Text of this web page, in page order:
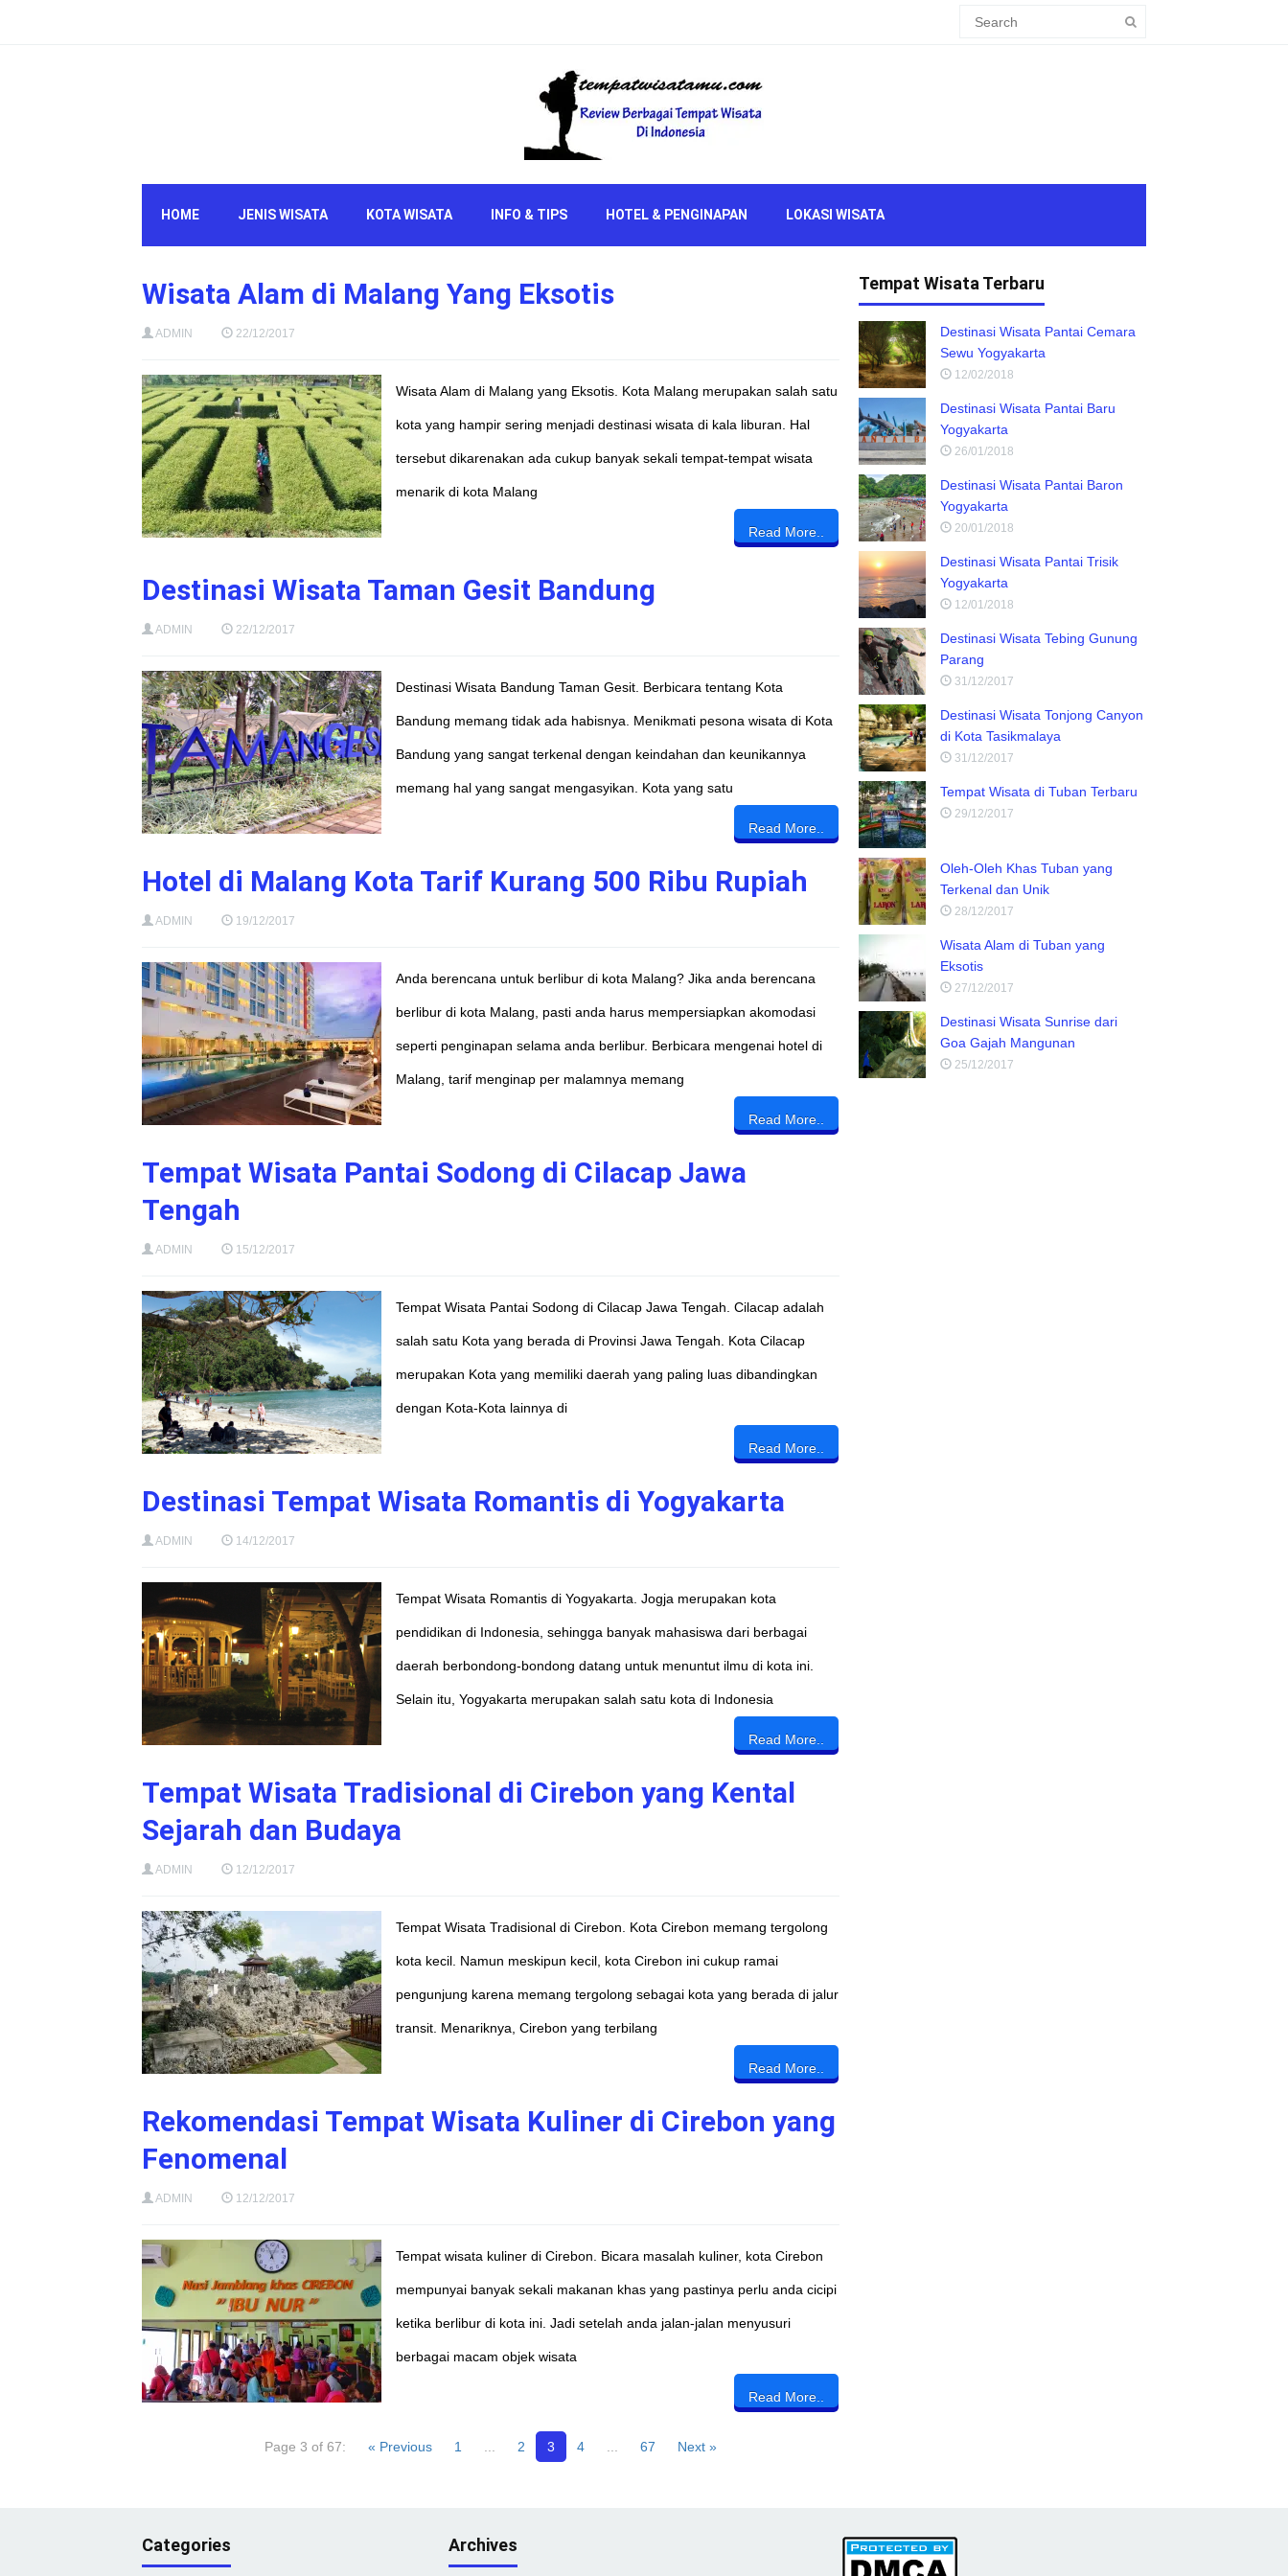
HOME JENIS WISATA KOTA WISATA INFO & TIPS HOTEL & PENGINAPAN LOKASI WISATA
Wisata Alam di Malang Yang Eksotis
ADMIN 22/12/2017
Wisata Alam di Malang yang Eksotis. Kota Malang merupakan salah satu
kota yang hampir sering menjadi destinasi wisata di kala liburan. Hal
tersebut dikarenakan ada cukup banyak sekali tempat-tempat wisata
menarik di kota Malang
Read More..
Destinasi Wisata Taman Gesit Bandung
ADMIN 22/12/2017
Destinasi Wisata Bandung Taman Gesit. Berbicara tentang Kota
Bandung memang tidak ada habisnya. Menikmati pesona wisata di Kota
Bandung yang sangat terkenal dengan keindahan dan keunikannya
memang hal yang sangat mengasyikan. Kota yang satu
Read More..
Hotel di Malang Kota Tarif Kurang 500 Ribu Rupiah
ADMIN 19/12/2017
Anda berencana untuk berlibur di kota Malang? Jika anda berencana
berlibur di kota Malang, pasti anda harus mempersiapkan akomodasi
seperti penginapan selama anda berlibur. Berbicara mengenai hotel di
Malang, tarif menginap per malamnya memang
Read More..
Tempat Wisata Pantai Sodong di Cilacap Jawa
Tengah
ADMIN 15/12/2017
Tempat Wisata Pantai Sodong di Cilacap Jawa Tengah. Cilacap adalah
salah satu Kota yang berada di Provinsi Jawa Tengah. Kota Cilacap
merupakan Kota yang memiliki daerah yang paling luas dibandingkan
dengan Kota-Kota lainnya di
Read More..
Destinasi Tempat Wisata Romantis di Yogyakarta
ADMIN 14/12/2017
Tempat Wisata Romantis di Yogyakarta. Jogja merupakan kota
pendidikan di Indonesia, sehingga banyak mahasiswa dari berbagai
daerah berbondong-bondong datang untuk menuntut ilmu di kota ini.
Selain itu, Yogyakarta merupakan salah satu kota di Indonesia
Read More..
Tempat Wisata Tradisional di Cirebon yang Kental
Sejarah dan Budaya
ADMIN 12/12/2017
Tempat Wisata Tradisional di Cirebon. Kota Cirebon memang tergolong
kota kecil. Namun meskipun kecil, kota Cirebon ini cukup ramai
pengunjung karena memang tergolong sebagai kota yang berada di jalur
transit. Menariknya, Cirebon yang terbilang
Read More..
Rekomendasi Tempat Wisata Kuliner di Cirebon yang
Fenomenal
ADMIN 12/12/2017
Tempat wisata kuliner di Cirebon. Bicara masalah kuliner, kota Cirebon
mempunyai banyak sekali makanan khas yang pastinya perlu anda cicipi
ketika berlibur di kota ini. Jadi setelah anda jalan-jalan menyusuri
berbagai macam objek wisata
Read More..
Page 3 of 67: « Previous 1 2 3 4 67 Next »
Tempat Wisata Terbaru
Destinasi Wisata Pantai Cemara
Sewu Yogyakarta
12/02/2018
Destinasi Wisata Pantai Baru
Yogyakarta
26/01/2018
Destinasi Wisata Pantai Baron
Yogyakarta
20/01/2018
Destinasi Wisata Pantai Trisik
Yogyakarta
12/01/2018
Destinasi Wisata Tebing Gunung
Parang
31/12/2017
Destinasi Wisata Tonjong Canyon
di Kota Tasikmalaya
31/12/2017
Tempat Wisata di Tuban Terbaru
29/12/2017
Oleh-Oleh Khas Tuban yang
Terkenal dan Unik
28/12/2017
Wisata Alam di Tuban yang
Eksotis
27/12/2017
Destinasi Wisata Sunrise dari
Goa Gajah Mangunan
25/12/2017
Categories Archives